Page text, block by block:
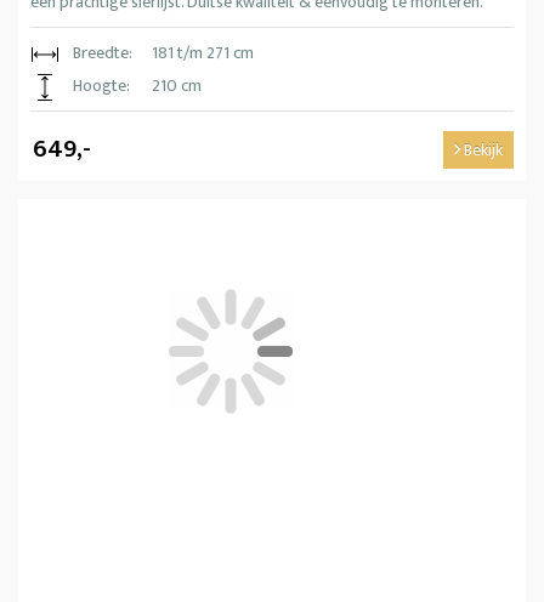
Breedte:
181 t/m 271 cm
Hoogte:
210 cm
649,- Bekijk